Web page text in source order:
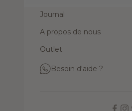
Journal
A propos de nous
Outlet
Besoin d'aide ?